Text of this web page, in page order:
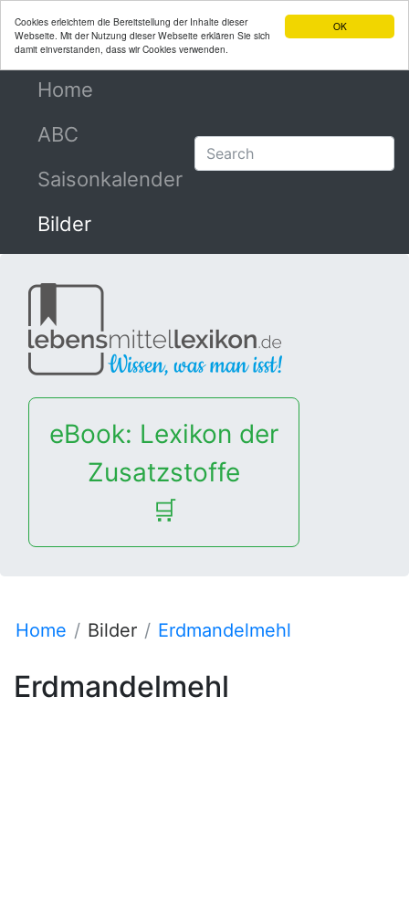
OK
Cookies erleichtern die Bereitstellung der Inhalte dieser
Webseite. Mit der Nutzung dieser Webseite erklären Sie sich
damit einverstanden, dass wir Cookies verwenden.
Home
ABC
Saisonkalender
Bilder
eBook: Lexikon der
Zusatzstoffe
🛒
Home Bilder Erdmandelmehl
Erdmandelmehl